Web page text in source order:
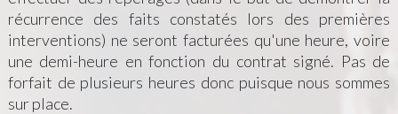
récurrence des faits constatés lors des premières
interventions) ne seront facturées qu'une heure, voire
une demi-heure en fonction du contrat signé. Pas de
forfait de plusieurs heures donc puisque nous sommes
sur place.